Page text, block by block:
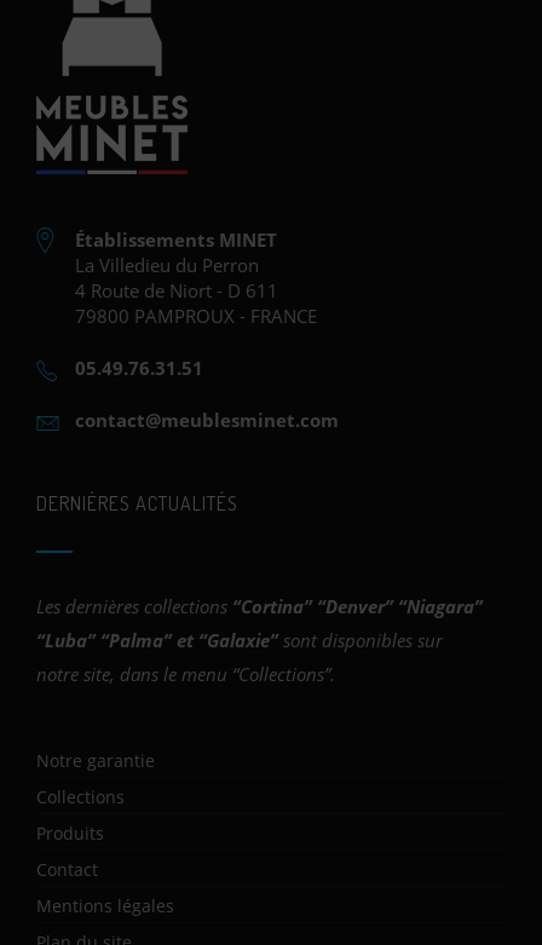
Établissements MINET
La Villedieu du Perron
4 Route de Niort - D 611
79800 PAMPROUX - FRANCE
05.49.76.31.51
contact@meublesminet.com
DERNIÈRES ACTUALITÉS
Les dernières collections “Cortina” “Denver” “Niagara”
“Luba” “Palma” et “Galaxie”sont disponibles sur
notre site, dans le menu “Collections”.
Notre garantie
Collections
Produits
Contact
Mentions légales